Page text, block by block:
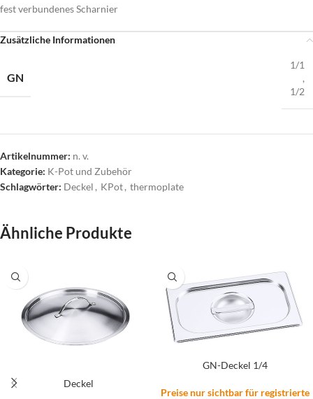
fest verbundenes Scharnier
Zusätzliche Informationen
GN
1/1
,
1/2
Artikelnummer: n. v.
Kategorie: K-Pot und Zubehör
Schlagwörter: Deckel , KPot, thermoplate
Ähnliche Produkte
Deckel
GN-Deckel 1/4
Preise nur sichtbar für registrierte